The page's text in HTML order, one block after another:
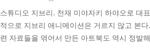
스튜디오 지브리. 천재 미야자키 하야오로 대
적으로 지브리 애니메이션은 거르지 않고 본
련 자료들을 엮어서 만든 아트북도 역시 정발